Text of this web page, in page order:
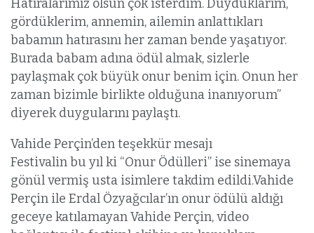
Hatıralarımız olsun çok isterdim. Duyduklarım,
gördüklerim, annemin, ailemin anlattıkları
babamın hatırasını her zaman bende yaşatıyor.
Burada babam adına ödül almak, sizlerle
paylaşmak çok büyük onur benim için. Onun her
zaman bizimle birlikte olduğuna inanıyorum”
diyerek duygularını paylaştı.
Vahide Perçin’den teşekkür mesajı
Festivalin bu yıl ki “Onur Ödülleri” ise sinemaya
gönül vermiş usta isimlere takdim edildi.Vahide
Perçin ile Erdal Özyağcılar’ın onur ödülü aldığı
geceye katılamayan Vahide Perçin, video